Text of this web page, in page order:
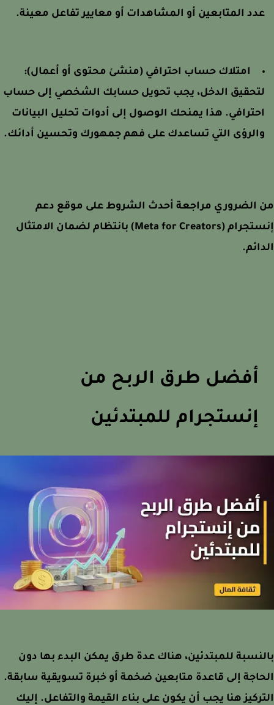
المتابعين أو المشاهدات أو معايير تفاعل معينة.
امتلاك حساب احترافي (منشئ محتوى أو أعمال):
الدخل، يجب تحويل حسابك الشخصي إلى حساب
هذا يمنحك الوصول إلى أدوات تحليل البيانات
التي تساعدك على فهم جمهورك وتحسين أدائك.
الضروري مراجعة أحدث الشروط على موقع دعم
إنستجرام (Meta for Creators) بانتظام لضمان الامتثال
أفضل طرق الربح من
إنستجرام للمبتدئين
للمبتدئين، هناك عدة طرق يمكن البدء بها دون
إلى قاعدة متابعين ضخمة أو خبرة تسويقية سابقة.
هنا يجب أن يكون على بناء القيمة والتفاعل. إليك